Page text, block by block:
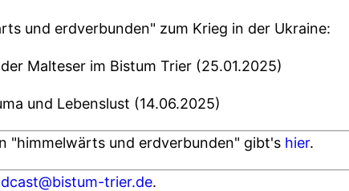
und erdverbunden" zum Krieg in der Ukraine:
Malteser im Bistum Trier (25.01.2025)
und Lebenslust (14.06.2025)
"himmelwärts und erdverbunden" gibt's hier.
trier.de.